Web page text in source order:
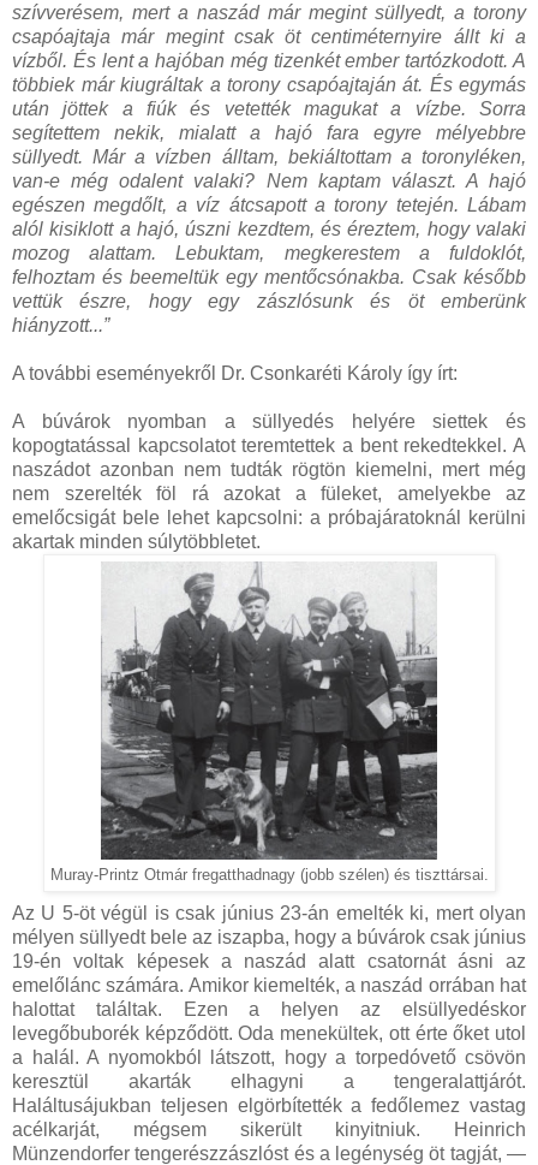
szívverésem, mert a naszád már megint süllyedt, a torony
csapóajtaja már megint csak öt centiméternyire állt ki a
vízből. És lent a hajóban még tizenkét ember tartózkodott. A
többiek már kiugráltak a torony csapóajtaján át. És egymás
után jöttek a fiúk és vetették magukat a vízbe. Sorra
segítettem nekik, mialatt a hajó fara egyre mélyebbre
süllyedt. Már a vízben álltam, bekiáltottam a toronyléken,
van-e még odalent valaki? Nem kaptam választ. A hajó
egészen megdőlt, a víz átcsapott a torony tetején. Lábam
alól kisiklott a hajó, úszni kezdtem, és éreztem, hogy valaki
mozog alattam. Lebuktam, megkerestem a fuldoklót,
felhoztam és beemeltük egy mentőcsónakba. Csak később
vettük észre, hogy egy zászlósunk és öt emberünk
hiányzott...”
A további eseményekről Dr. Csonkaréti Károly így írt:
A búvárok nyomban a süllyedés helyére siettek és
kopogtatással kapcsolatot teremtettek a bent rekedtekkel. A
naszádot azonban nem tudták rögtön kiemelni, mert még
nem szerelték föl rá azokat a füleket, amelyekbe az
emelőcsigát bele lehet kapcsolni: a próbajáratoknál kerülni
akartak minden súlytöbbletet.
Muray-Printz Otmár fregatthadnagy (jobb szélen) és tiszttársai.
Az U 5-öt végül is csak június 23-án emelték ki, mert olyan
mélyen süllyedt bele az iszapba, hogy a búvárok csak június
19-én voltak képesek a naszád alatt csatornát ásni az
emelőlánc számára. Amikor kiemelték, a naszád orrában hat
halottat találtak. Ezen a helyen az elsüllyedéskor
levegőbuborék képződött. Oda menekültek, ott érte őket utol
a halál. A nyomokból látszott, hogy a torpedóvető csövön
keresztül akarták elhagyni a tengeralattjárót.
Haláltusájukban teljesen elgörbítették a fedőlemez vastag
acélkarját, mégsem sikerült kinyitniuk. Heinrich
Münzendorfer tengerészzászlóst és a legénység öt tagját, —